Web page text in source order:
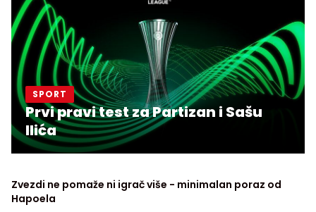
SPORT
Prvi pravi test za Partizan i Sašu
Ilića
Zvezdi ne pomaže ni igrač više - minimalan poraz od
Hapoela